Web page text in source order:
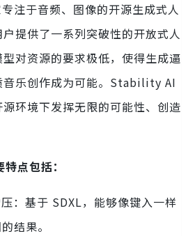
注于音频、图像的开源生成式人
提供了一系列突破性的开放式人
对资源的要求极低，使得生成逼
音乐创作成为可能。Stability AI
环境下发挥无限的可能性、创造
点包括：
：基于 SDXL，能够像键入一样
结果。